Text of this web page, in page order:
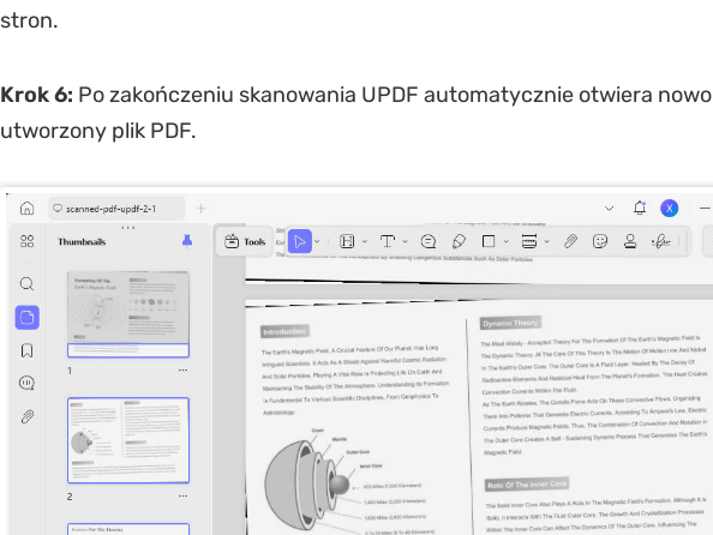
stron.
Krok 6: Po zakończeniu skanowania UPDF automatycznie otwiera nowo
utworzony plik PDF.